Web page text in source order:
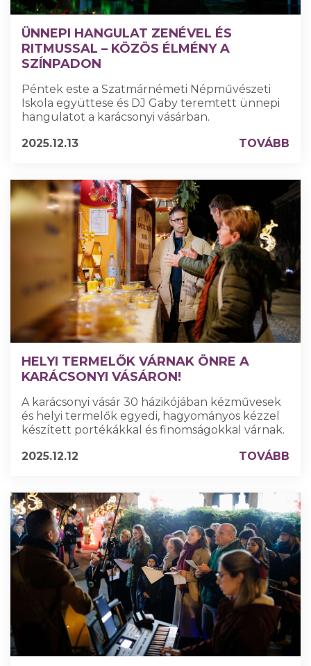
ÜNNEPI HANGULAT ZENÉVEL ÉS
RITMUSSAL – KÖZÖS ÉLMÉNY A
SZÍNPADON
Péntek este a Szatmárnémeti Népművészeti
Iskola együttese és DJ Gaby teremtett ünnepi
hangulatot a karácsonyi vásárban.
2025.12.13
TOVÁBB
HELYI TERMELŐK VÁRNAK ÖNRE A
KARÁCSONYI VÁSÁRON!
A karácsonyi vásár 30 házikójában kézművesek
és helyi termelők egyedi, hagyományos kézzel
készített portékákkal és finomságokkal várnak.
2025.12.12
TOVÁBB